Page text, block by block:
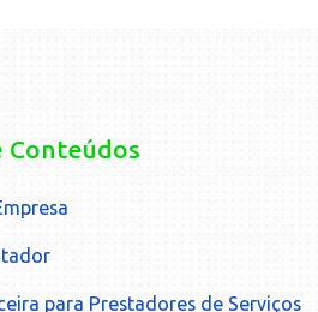
Conteúdos
para Prestadores de Serviços